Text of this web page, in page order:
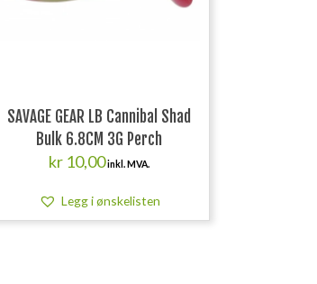
SAVAGE GEAR LB Cannibal Shad
Bulk 6.8CM 3G Perch
kr 10,00inkl. MVA.
Legg i ønskelisten